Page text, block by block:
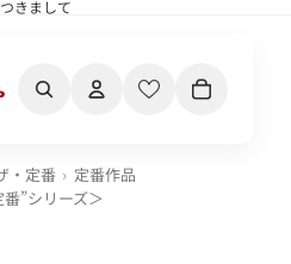
きまして
便配送状況につきまして
・定番
定番作品
”シリーズ＞